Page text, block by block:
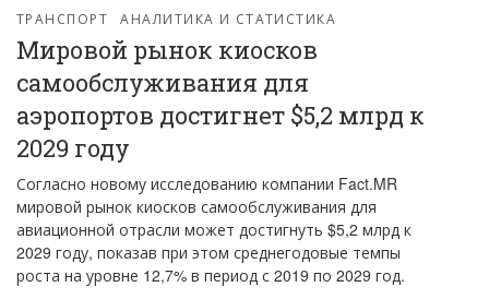
ТРАНСПОРТ АНАЛИТИКА И СТАТИСТИКА
Мировой рынок киосков
самообслуживания для
аэропортов достигнет $5,2 млрд к
2029 году
Согласно новому исследованию компании Fact.MR
мировой рынок киосков самообслуживания для
авиационной отрасли может достигнуть $5,2 млрд к
2029 году, показав при этом среднегодовые темпы
роста на уровне 12,7% в период с 2019 по 2029 год.